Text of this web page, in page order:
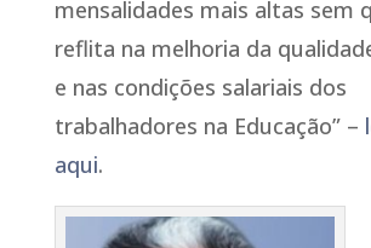
mensalidades mais altas sem
reflita na melhoria da
e nas condições salariais dos
trabalhadores na Educação” –
aqui.